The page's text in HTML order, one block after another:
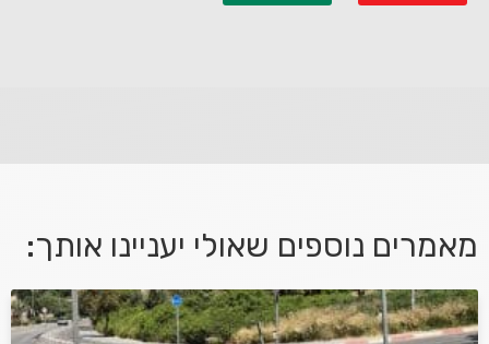
אני מאשר/ת קבלת דיוור במייל ושימוש בפרטים בהתאם
מאמרים נוספים שאולי יעניינו אותך: